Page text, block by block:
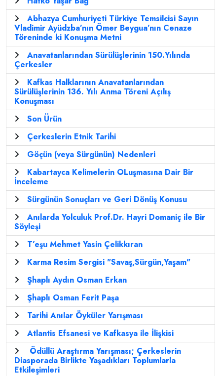
Abhazya Cumhuriyeti Türkiye Temsilcisi Sayın
Vladimir Ayüdzba’nın Ömer Beygua’nın Cenaze
Töreninde ki Konuşma Metni
Anavatanlarından Sürülüşlerinin 150.Yılında
Çerkesler
Kafkas Halklarının Anavatanlarından
Sürülüşlerinin 136. Yılı Anma Töreni Açılış
Konuşması
Son Ürün
Çerkeslerin Etnik Tarihi
Göçün (veya Sürgünün) Nedenleri
Kabartayca Kelimelerin OLuşmasına Dair Bir
İnceleme
Sürgünün Sonuçları ve Geri Dönüş Konusu
Anılarda Yolculuk Prof.Dr. Hayri Domaniç ile Bir
Söyleşi
T’eşu Mehmet Yasin Çelikkıran
Karma Resim Sergisi "Savaş,Sürgün,Yaşam"
Şhaplı Aydın Osman Erkan
Şhaplı Osman Ferit Paşa
Tarihi Anılar Öyküler Yarışması
Atlantis Efsanesi ve Kafkasya ile İlişkisi
Ödüllü Araştırma Yarışması; Çerkeslerin
Diasporada Birlikte Yaşadıkları Toplumlarla
Etkileşimleri